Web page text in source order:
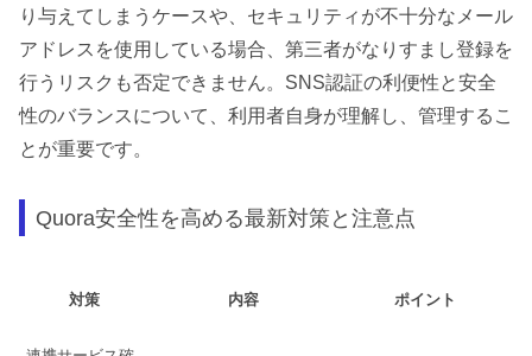
り与えてしまうケースや、セキュリティが不十分なメール
アドレスを使用している場合、第三者がなりすまし登録を
行うリスクも否定できません。SNS認証の利便性と安全
性のバランスについて、利用者自身が理解し、管理するこ
とが重要です。
Quora安全性を高める最新対策と注意点
対策 内容 ポイント